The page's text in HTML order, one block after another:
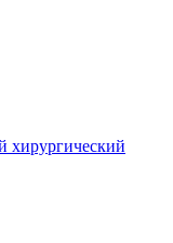
хирургический